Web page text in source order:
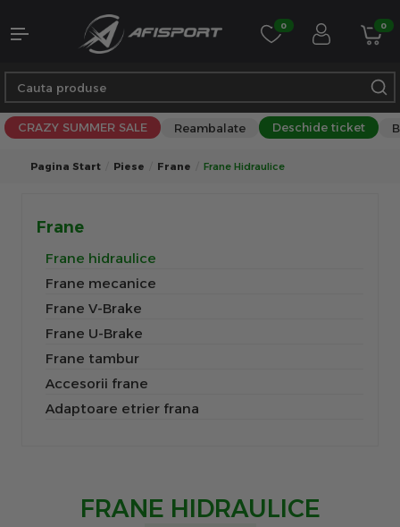
0 0
CRAZY SUMMER SALE Reambalate Deschide ticket
Pagina Start Piese Frane Frane Hidraulice
Frane
Frane hidraulice
Frane mecanice
Frane V-Brake
Frane U-Brake
Frane tambur
Accesorii frane
Adaptoare etrier frana
FRANE HIDRAULICE